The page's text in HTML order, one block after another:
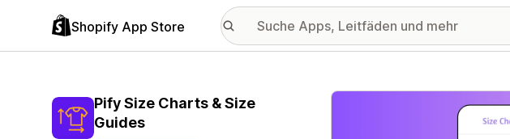
Shopify App Store
Pify Size Charts & Size
Guides
Vorgestellte Bildergalerie